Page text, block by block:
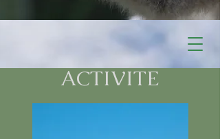
ACTIVITE